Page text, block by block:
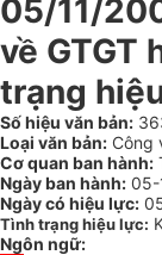
05/11/
về GTGT
trạng
Số hiệu văn bản:
Loại văn bản: Công
Cơ quan ban hành:
Ngày ban hành: 05-
Ngày có hiệu lực:
Tình trạng hiệu lực:
Ngôn ngữ: